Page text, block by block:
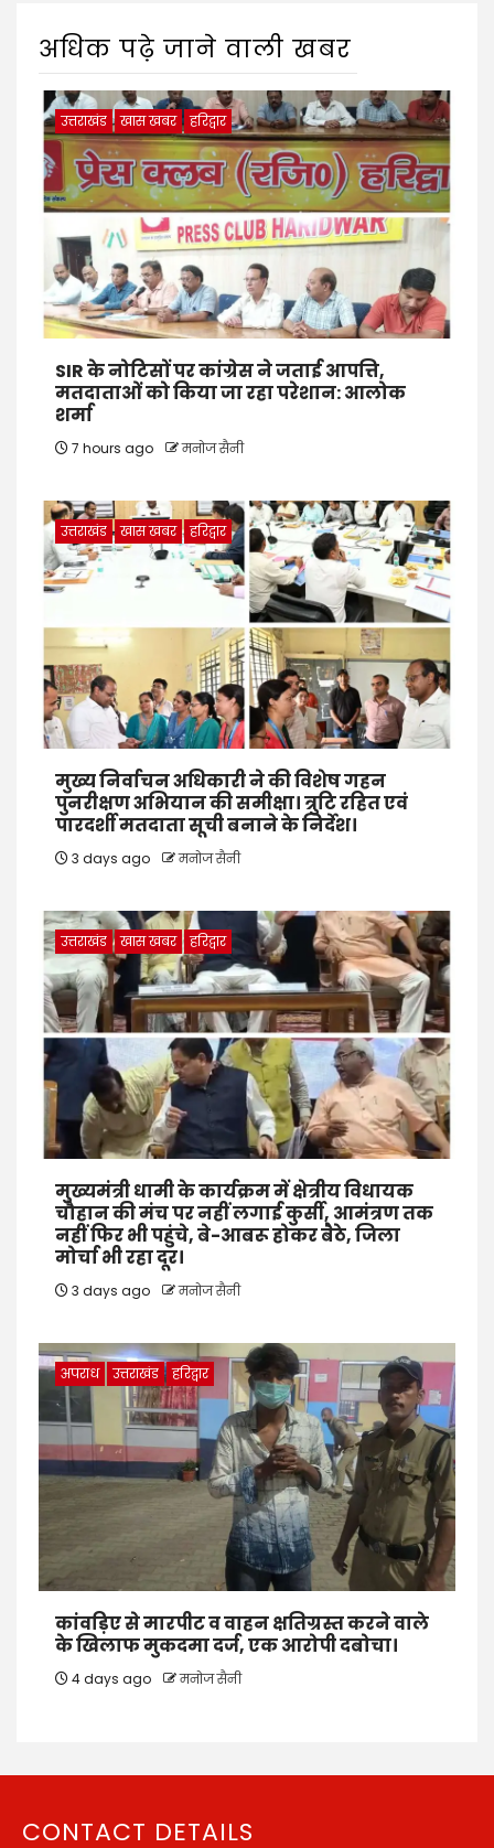
अधिक पढ़े जाने वाली खबर
उत्तराखंड खास खबर हरिद्वार
SIR के नोटिसों पर कांग्रेस ने जताई आपत्ति,
मतदाताओं को किया जा रहा परेशान: आलोक
शर्मा
7 hours ago मनोज सैनी
उत्तराखंड खास खबर हरिद्वार
मुख्य निर्वाचन अधिकारी ने की विशेष गहन
पुनरीक्षण अभियान की समीक्षा। त्रुटि रहित एवं
पारदर्शी मतदाता सूची बनाने के निर्देश।
3 days ago मनोज सैनी
उत्तराखंड खास खबर हरिद्वार
मुख्यमंत्री धामी के कार्यक्रम में क्षेत्रीय विधायक
चौहान की मंच पर नहीं लगाई कुर्सी, आमंत्रण तक
नहीं फिर भी पहुंचे, बे-आबरू होकर बैठे, जिला
मोर्चा भी रहा दूर।
3 days ago मनोज सैनी
अपराध उत्तराखंड हरिद्वार
कांवड़िए से मारपीट व वाहन क्षतिग्रस्त करने वाले
के खिलाफ मुकदमा दर्ज, एक आरोपी दबोचा।
4 days ago मनोज सैनी
CONTACT DETAILS